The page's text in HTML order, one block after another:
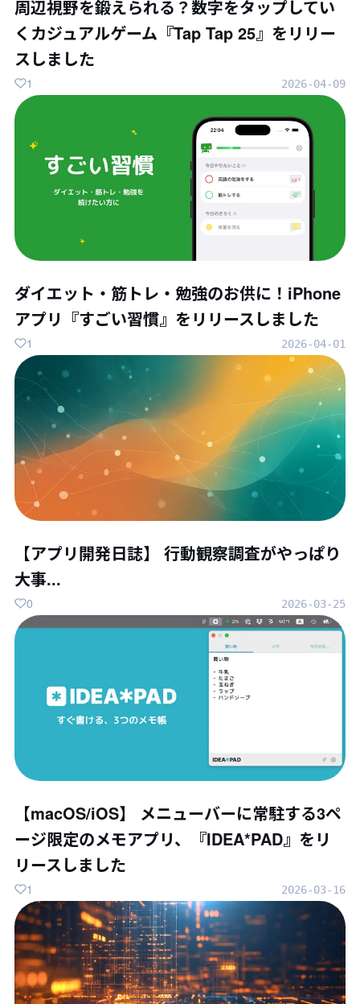
周辺視野を鍛えられる？数字をタップしてい
くカジュアルゲーム『Tap Tap 25』をリリー
スしました
2026-04-09
1
ダイエット・筋トレ・勉強のお供に！iPhone
アプリ『すごい習慣』をリリースしました
2026-04-01
1
【アプリ開発日誌】 行動観察調査がやっぱり
大事...
2026-03-25
0
【macOS/iOS】 メニューバーに常駐する3ペ
ージ限定のメモアプリ、『IDEA*PAD』をリ
リースしました
2026-03-16
1